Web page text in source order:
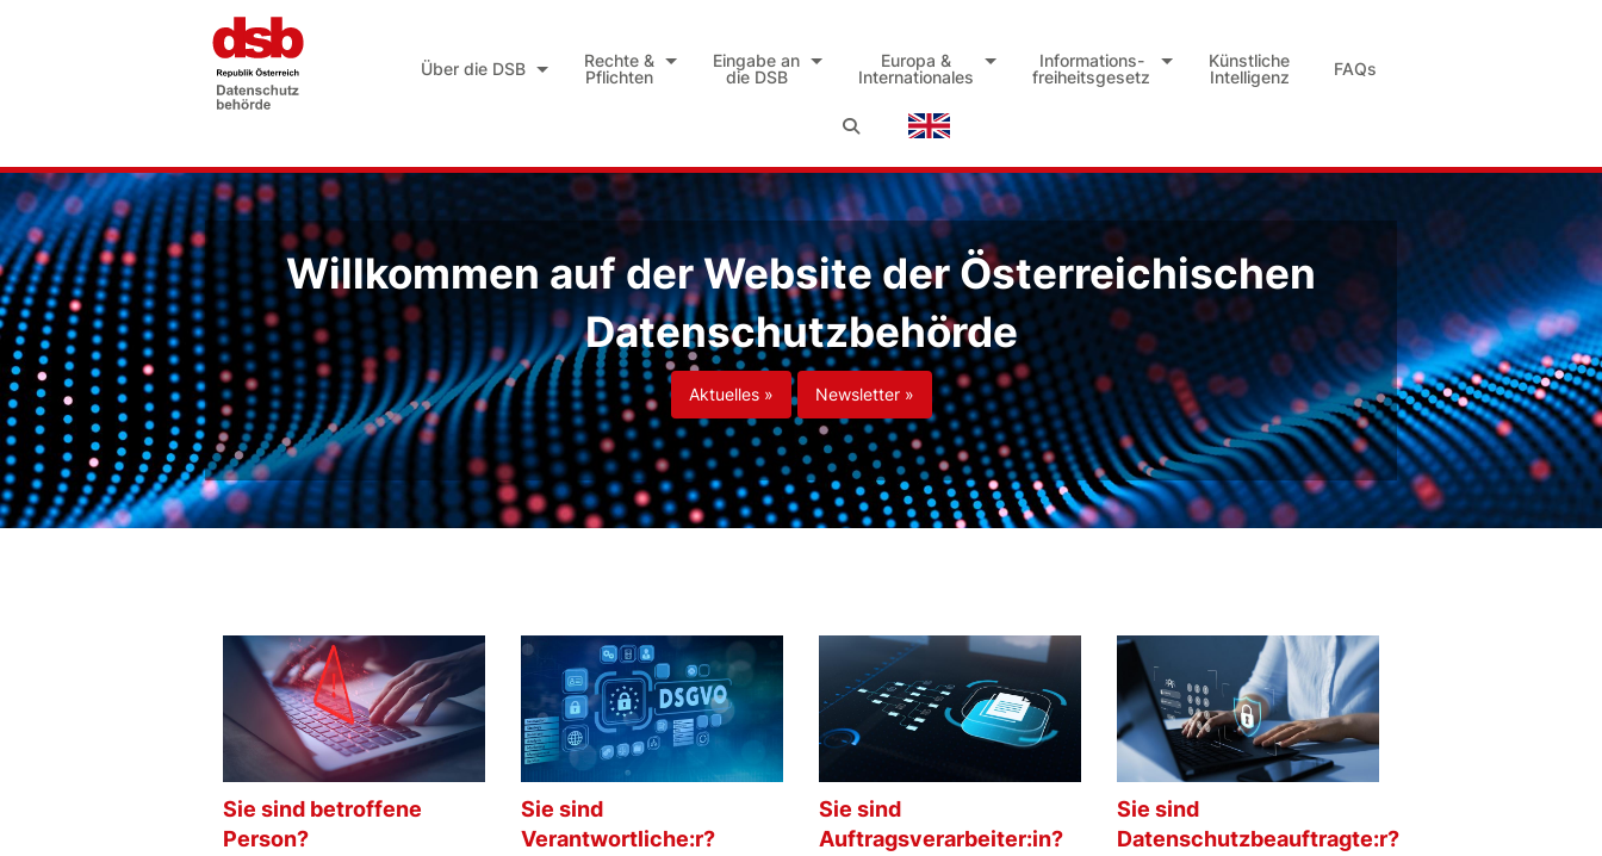
Über die DSB
Rechte &
Pflichten
Eingabe an
die DSB
Europa &
Internationales
Informations-
freiheitsgesetz
Künstliche
Intelligenz
FAQs
Willkommen auf der Website der Österreichischen
Datenschutzbehörde
Aktuelles » Newsletter »
Sie sind betroffene
Person?
Sie sind
Verantwortliche:r?
Sie sind
Auftragsverarbeiter:in?
Sie sind
Datenschutzbeauftragte:r?